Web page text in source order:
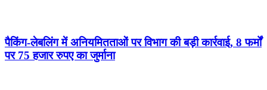
पैकिंग-लेबलिंग में अनियमितताओं पर विभाग की बड़ी कार्रवाई, 8 फर्मों
पर 75 हजार रुपए का जुर्माना